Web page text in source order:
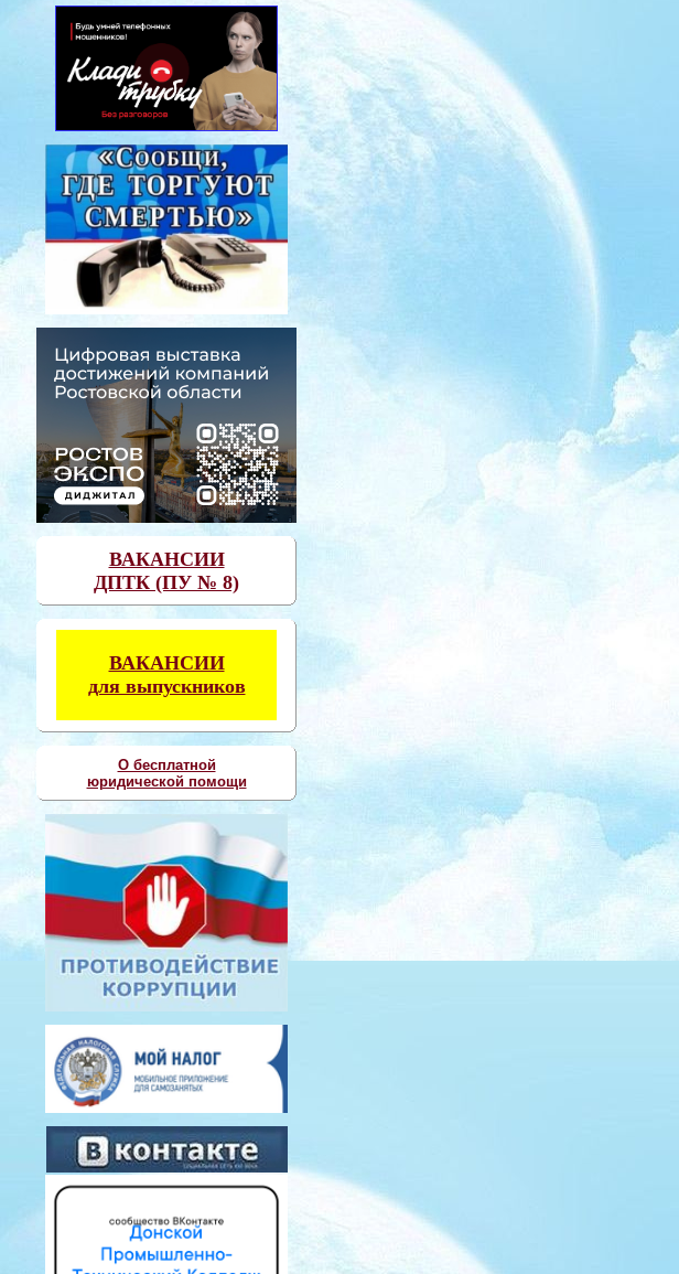
ВАКАНСИИ
ДПТК (ПУ № 8)
ВАКАНСИИ
для выпускников
О бесплатной
юридической помощи